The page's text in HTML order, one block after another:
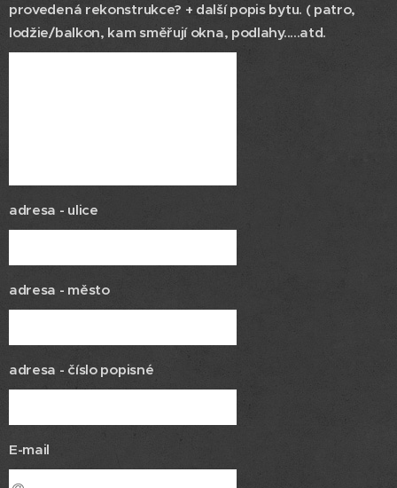
provedená rekonstrukce? + další popis bytu. ( patro,
lodžie/balkon, kam směřují okna, podlahy.....atd.
adresa - ulice
adresa - město
adresa - číslo popisné
E-mail